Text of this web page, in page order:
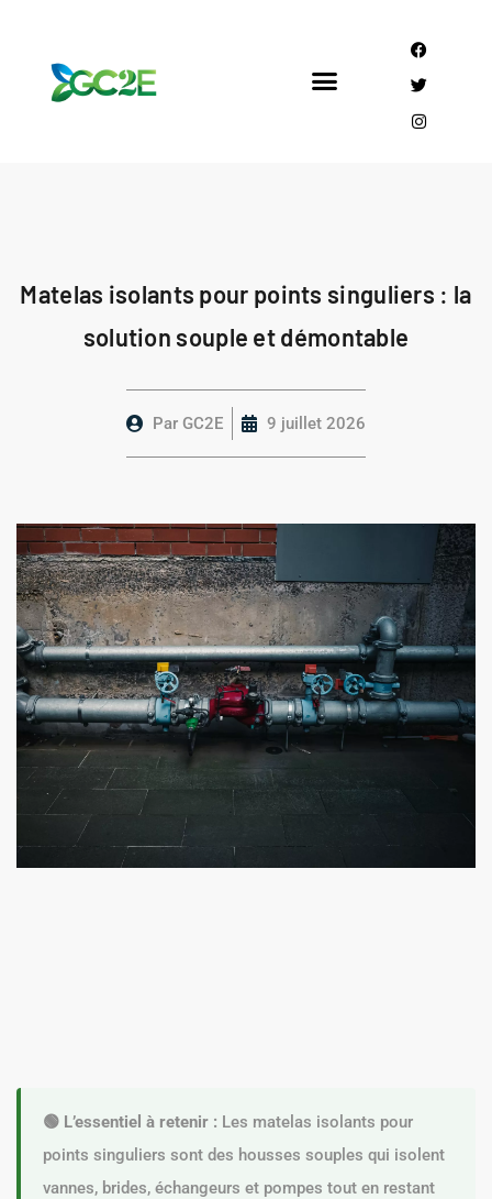
Matelas isolants pour points singuliers : la
solution souple et démontable
Par GC2E 9 juillet 2026
🟢 L’essentiel à retenir : Les matelas isolants pour
points singuliers sont des housses souples qui isolent
vannes, brides, échangeurs et pompes tout en restant